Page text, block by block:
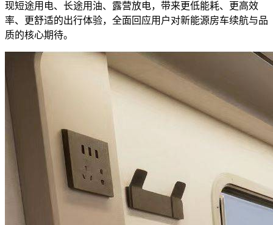
现短途用电、长途用油、露营放电，带来更低能耗、更高效
率、更舒适的出行体验，全面回应用户对新能源房车续航与品
质的核心期待。